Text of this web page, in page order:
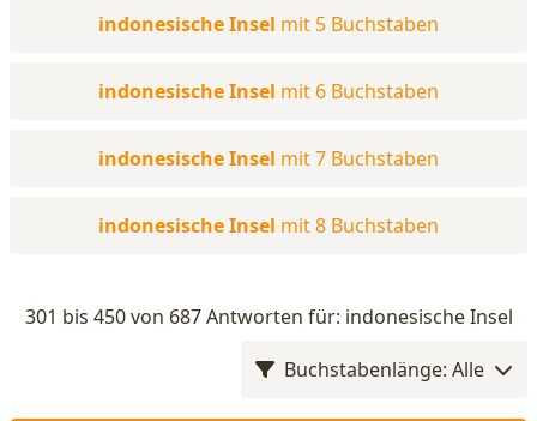
indonesische Insel mit 5 Buchstaben
indonesische Insel mit 6 Buchstaben
indonesische Insel mit 7 Buchstaben
indonesische Insel mit 8 Buchstaben
301 bis 450 von 687 Antworten für: indonesische Insel
Buchstabenlänge: Alle